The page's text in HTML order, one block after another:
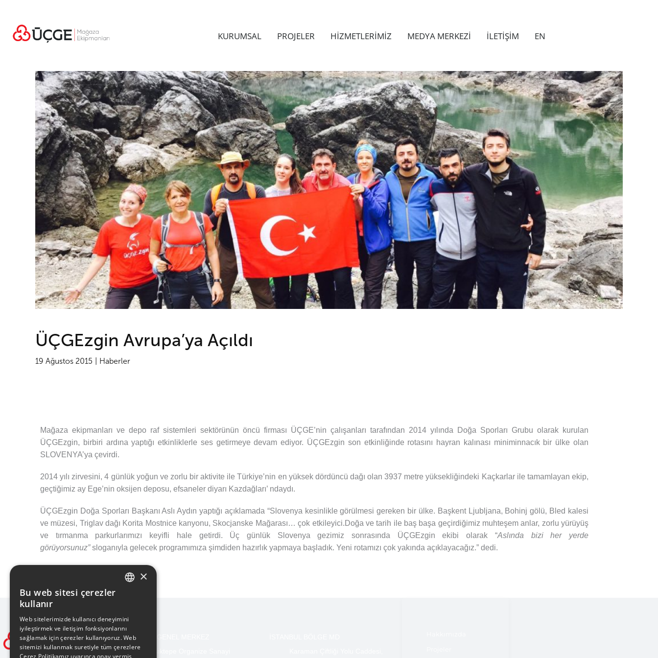
KURUMSAL PROJELER HİZMETLERİMİZ MEDYA MERKEZİ İLETİŞİM EN
ÜÇGEzgin Avrupa’ya Açıldı
19 Ağustos 2015 Haberler
Mağaza ekipmanları ve depo raf sistemleri sektörünün öncü firması ÜÇGE’nin çalışanları tarafından 2014 yılında Doğa Sporları Grubu olarak kurulan
ÜÇGEzgin, birbiri ardına yaptığı etkinliklerle ses getirmeye devam ediyor. ÜÇGEzgin son etkinliğinde rotasını hayran kalınası miniminnacık bir ülke olan
SLOVENYA’ya çevirdi.
2014 yılı zirvesini, 4 günlük yoğun ve zorlu bir aktivite ile Türkiye’nin en yüksek dördüncü dağı olan 3937 metre yüksekliğindeki Kaçkarlar ile tamamlayan ekip,
geçtiğimiz ay Ege’nin oksijen deposu, efsaneler diyarı Kazdağları’ ndaydı.
ÜÇGEzgin Doğa Sporları Başkanı Aslı Aydın yaptığı açıklamada “Slovenya kesinlikle görülmesi gereken bir ülke. Başkent Ljubljana, Bohinj gölü, Bled kalesi
ve müzesi, Triglav dağı Korita Mostnice kanyonu, Skocjanske Mağarası… çok etkileyici.Doğa ve tarih ile baş başa geçirdiğimiz muhteşem anlar, zorlu yürüyüş
ve tırmanma parkurlarımızı keyifli hale getirdi. Üç günlük Slovenya gezimiz sonrasında ÜÇGEzgin ekibi olarak “Aslında bizi her yerde
görüyorsunuz”sloganıyla gelecek programımıza şimdiden hazırlık yapmaya başladık. Yeni rotamızı çok yakında açıklayacağız.” dedi.
BURSA GENEL MERKEZ
×
Bu web sitesi çerezler
kullanır
Web sitelerimizde kullanıcı deneyimini
iyileştirmek ve iletişim fonksiyonlarını
sağlamak için çerezler kullanıyoruz. Web
sitemizi kullanmak suretiyle tüm çerezlere
Çerez Politikamız uyarınca onay vermiş